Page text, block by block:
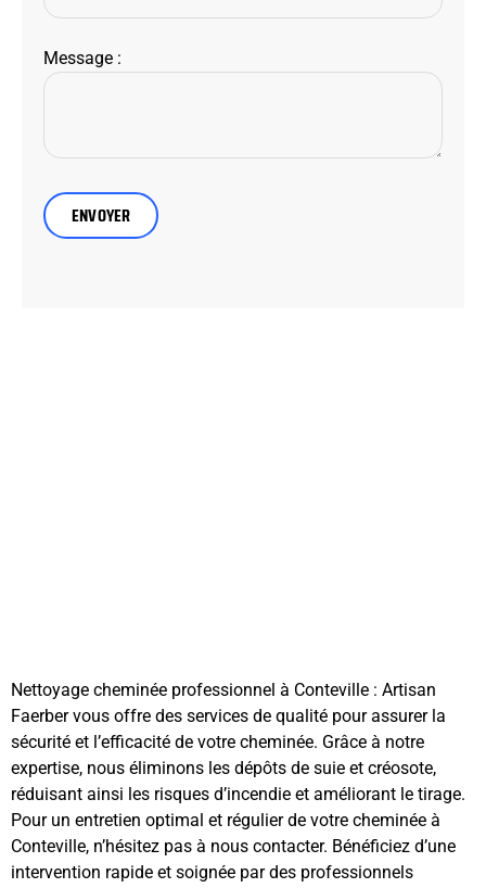
Message :
Nettoyage cheminée professionnel à Conteville : Artisan
Faerber vous offre des services de qualité pour assurer la
sécurité et l’efficacité de votre cheminée. Grâce à notre
expertise, nous éliminons les dépôts de suie et créosote,
réduisant ainsi les risques d’incendie et améliorant le tirage.
Pour un entretien optimal et régulier de votre cheminée à
Conteville, n’hésitez pas à nous contacter. Bénéficiez d’une
intervention rapide et soignée par des professionnels